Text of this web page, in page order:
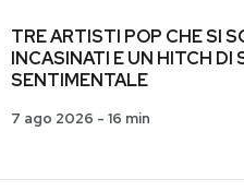
TRE ARTISTI POP CHE SI
INCASINATI E UN HITCH DI
SENTIMENTALE
7 ago 2026 - 16 min